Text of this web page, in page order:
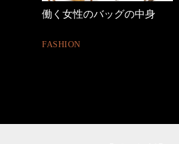
【ワーママのきれいめカジ